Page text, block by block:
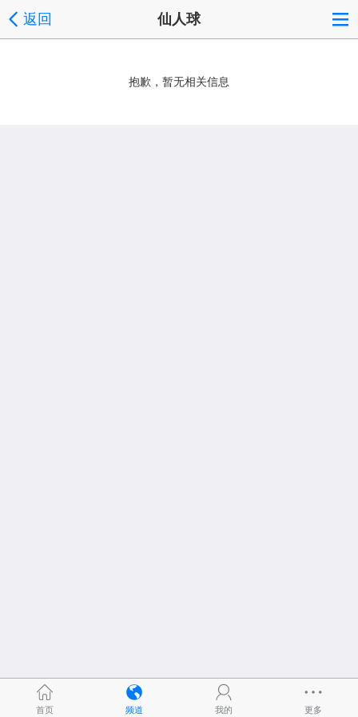
返回 仙人球
抱歉，暂无相关信息
首页 频道 我的 更多